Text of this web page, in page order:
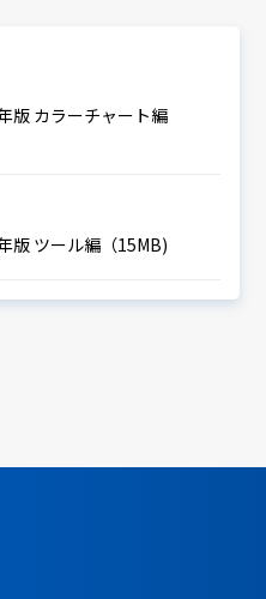
版 カラーチャート編
版 ツール編（15MB)